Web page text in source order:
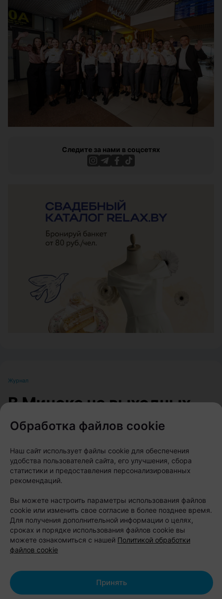
Следите за нами в соцсетях
Журнал
В Минске на выходных
пройдет большой
фестиваль для
любителей животных
Автор:relax.by, 07.08.2026
8 и 9 августа на берегу Цнянского водохранилища,
в парке Lakeside Park («Северный берег»),
состоится Pets Fest — крупный фестиваль,
посвященный владельцам собак, кошек и других
домашних питомцев. Вход на территорию
свободный.
Обработка файлов cookie
Наш сайт использует файлы cookie для обеспечения
удобства пользователей сайта, его улучшения, сбора
статистики и предоставления персонализированных
рекомендаций.
Вы можете настроить параметры использования файлов
cookie или изменить свое согласие в более позднее время.
Для получения дополнительной информации о целях,
сроках и порядке использования файлов cookie вы
можете ознакомиться с нашей Политикой обработки
файлов cookie
Принять